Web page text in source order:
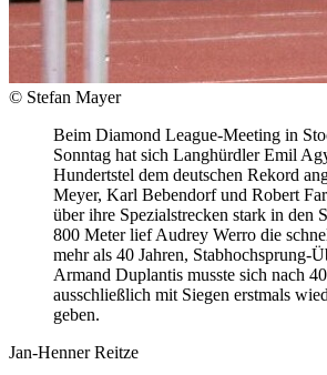
© Stefan Mayer
Beim Diamond League-Meeting in
Sonntag hat sich Langhürdler Emil
Hundertstel dem deutschen Rekord
Meyer, Karl Bebendorf und Robert
über ihre Spezialstrecken stark in den
800 Meter lief Audrey Werro die
mehr als 40 Jahren, Stabhochsprung-
Armand Duplantis musste sich nach
ausschließlich mit Siegen erstmals
geben.
Jan-Henner Reitze